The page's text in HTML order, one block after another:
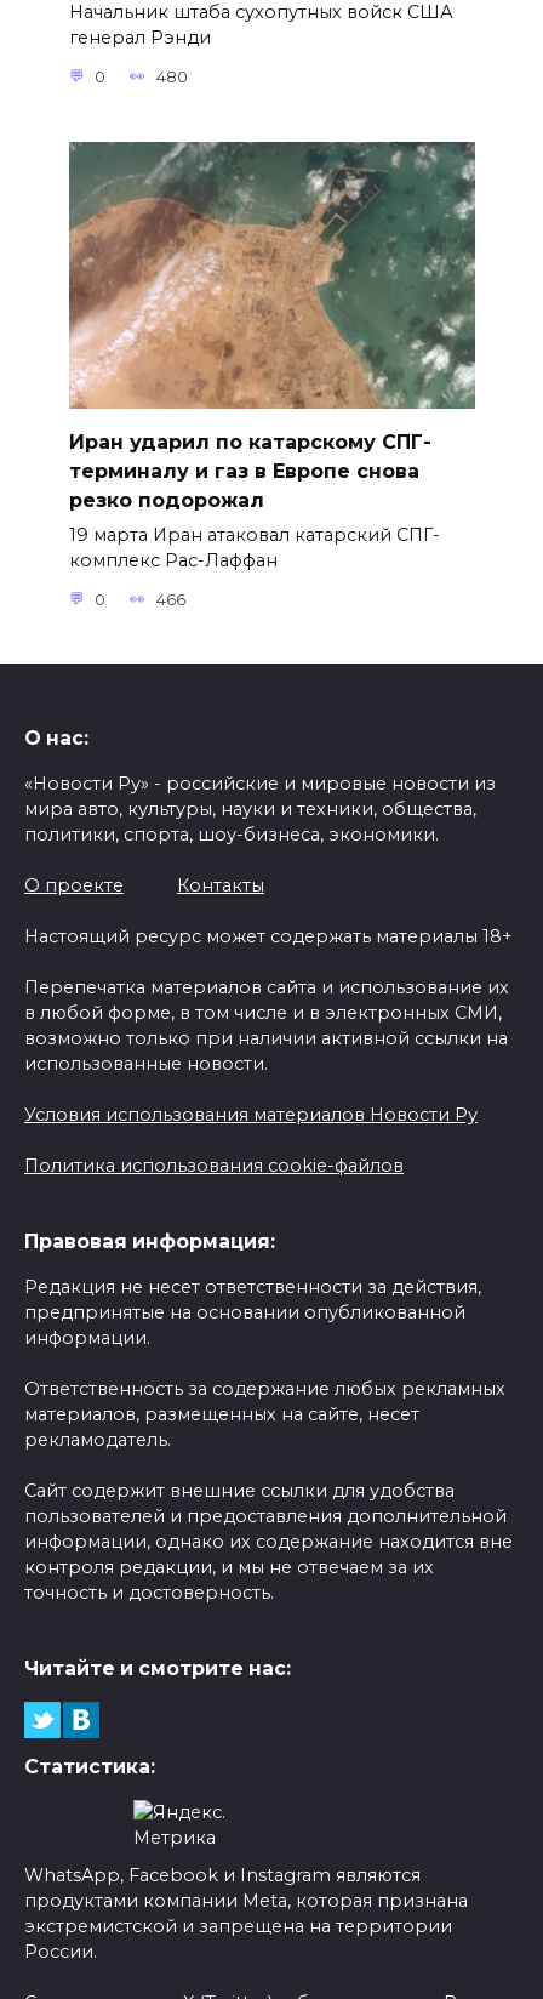
Начальник штаба сухопутных войск США
генерал Рэнди
0 480
Иран ударил по катарскому СПГ-
терминалу и газ в Европе снова
резко подорожал
19 марта Иран атаковал катарский СПГ-
комплекс Рас-Лаффан
0 466
О нас:
«Новости Ру» - российские и мировые новости из
мира авто, культуры, науки и техники, общества,
политики, спорта, шоу-бизнеса, экономики.
О проекте Контакты
Настоящий ресурс может содержать материалы 18+
Перепечатка материалов сайта и использование их
в любой форме, в том числе и в электронных СМИ,
возможно только при наличии активной ссылки на
использованные новости.
Условия использования материалов Новости Ру
Политика использования cookie-файлов
Правовая информация:
Редакция не несет ответственности за действия,
предпринятые на основании опубликованной
информации.
Ответственность за содержание любых рекламных
материалов, размещенных на сайте, несет
рекламодатель.
Сайт содержит внешние ссылки для удобства
пользователей и предоставления дополнительной
информации, однако их содержание находится вне
контроля редакции, и мы не отвечаем за их
точность и достоверность.
Читайте и смотрите нас:
Статистика:
WhatsApp, Facebook и Instagram являются
продуктами компании Meta, которая признана
экстремистской и запрещена на территории
России.